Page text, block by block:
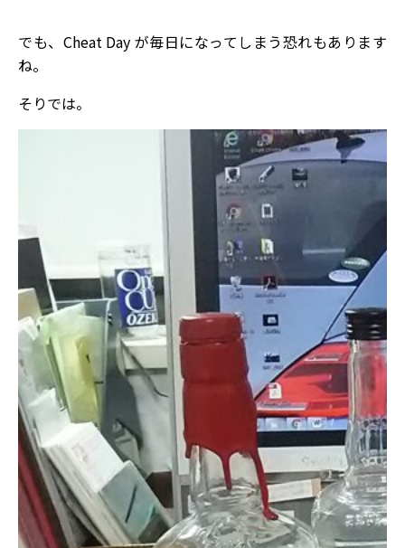
でも、Cheat Day が毎日になってしまう恐れもあります
ね。
そりでは。